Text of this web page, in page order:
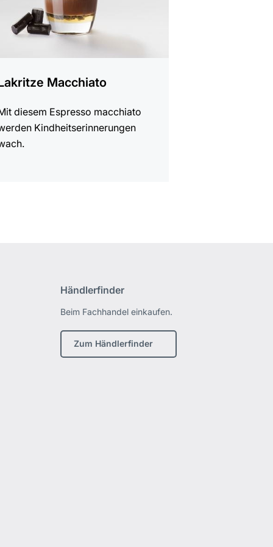
Macchiato
diesem Espresso macchiato
Kindheitserinnerungen
Händlerfinder
Beim Fachhandel einkaufen.
Zum Händlerfinder